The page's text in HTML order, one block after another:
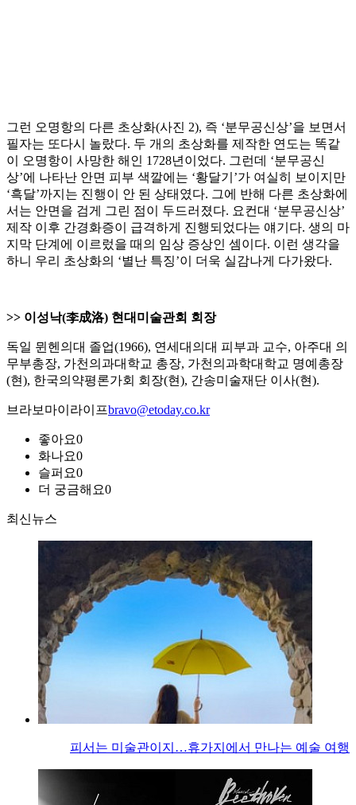
그런 오명항의 다른 초상화(사진 2), 즉 ‘분무공신상’을 보면서
필자는 또다시 놀랐다. 두 개의 초상화를 제작한 연도는 똑같
이 오명항이 사망한 해인 1728년이었다. 그런데 ‘분무공신
상’에 나타난 안면 피부 색깔에는 ‘황달기’가 여실히 보이지만
‘흑달’까지는 진행이 안 된 상태였다. 그에 반해 다른 초상화에
서는 안면을 검게 그린 점이 두드러졌다. 요컨대 ‘분무공신상’
제작 이후 간경화증이 급격하게 진행되었다는 얘기다. 생의 마
지막 단계에 이르렀을 때의 임상 증상인 셈이다. 이런 생각을
하니 우리 초상화의 ‘별난 특징’이 더욱 실감나게 다가왔다.
>> 이성낙(李成洛) 현대미술관회 회장
독일 뮌헨의대 졸업(1966), 연세대의대 피부과 교수, 아주대 의
무부총장, 가천의과대학교 총장, 가천의과학대학교 명예총장
(현), 한국의약평론가회 회장(현), 간송미술재단 이사(현).
브라보마이라이프bravo@etoday.co.kr
좋아요0
화나요0
슬퍼요0
더 궁금해요0
최신뉴스
피서는 미술관이지…휴가지에서 만나는 예술 여행